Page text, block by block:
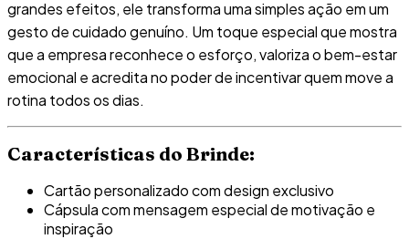
grandes efeitos, ele transforma uma simples ação em um
gesto de cuidado genuíno. Um toque especial que mostra
que a empresa reconhece o esforço, valoriza o bem-estar
emocional e acredita no poder de incentivar quem move a
rotina todos os dias.
Características do Brinde:
Cartão personalizado com design exclusivo
Cápsula com mensagem especial de motivação e
inspiração